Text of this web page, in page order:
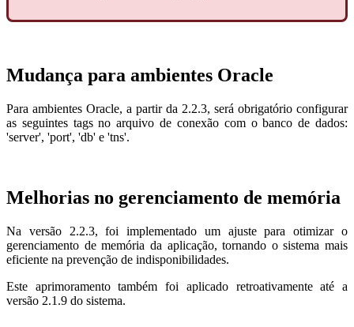
Mudança para ambientes Oracle
Para ambientes Oracle, a partir da 2.2.3, será obrigatório configurar
as seguintes tags no arquivo de conexão com o banco de dados:
'server', 'port', 'db' e 'tns'.
Melhorias no gerenciamento de memória
Na versão 2.2.3, foi implementado um ajuste para otimizar o
gerenciamento de memória da aplicação, tornando o sistema mais
eficiente na prevenção de indisponibilidades.
Este aprimoramento também foi aplicado retroativamente até a
versão 2.1.9 do sistema.